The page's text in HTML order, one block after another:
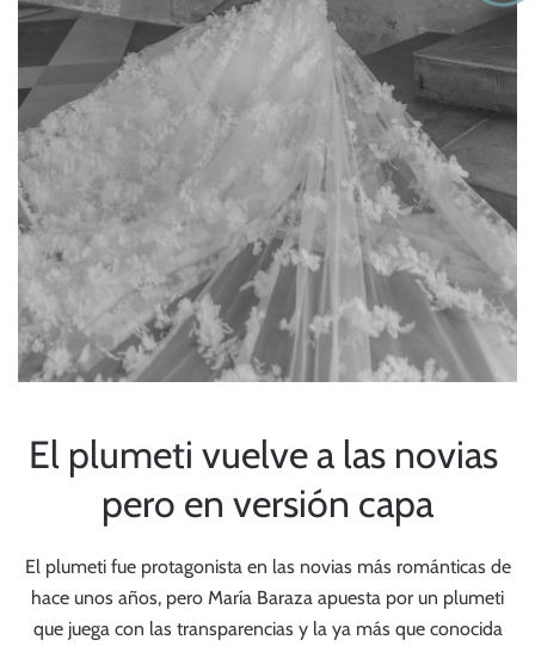
El plumeti vuelve a las novias
pero en versión capa
El plumeti fue protagonista en las novias más románticas de
hace unos años, pero María Baraza apuesta por un plumeti
que juega con las transparencias y la ya más que conocida